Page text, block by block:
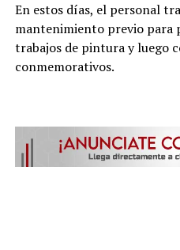
En estos días, el personal
mantenimiento previo
trabajos de pintura y luego
conmemorativos.